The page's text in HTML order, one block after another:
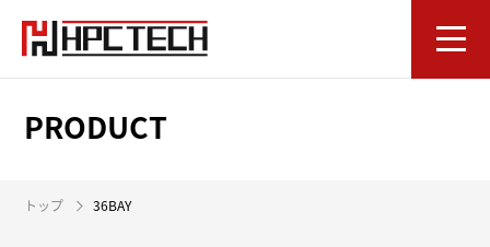
PRODUCT
トップ 36BAY